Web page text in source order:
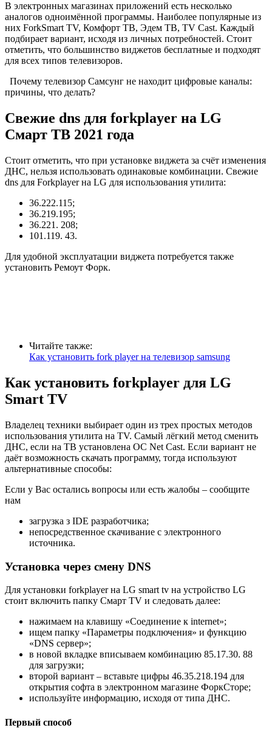
В электронных магазинах приложений есть несколько
аналогов одноимённой программы. Наиболее популярные из
них ForkSmart TV, Комфорт ТВ, Эдем ТВ, TV Cast. Каждый
подбирает вариант, исходя из личных потребностей. Стоит
отметить, что большинство виджетов бесплатные и подходят
для всех типов телевизоров.
Почему телевизор Самсунг не находит цифровые каналы:
причины, что делать?
Свежие dns для forkplayer на LG
Смарт ТВ 2021 года
Стоит отметить, что при установке виджета за счёт изменения
ДНС, нельзя использовать одинаковые комбинации. Свежие
dns для Forkplayer на LG для использования утилита:
36.222.115;
36.219.195;
36.221. 208;
101.119. 43.
Для удобной эксплуатации виджета потребуется также
установить Ремоут Форк.
Читайте также:
Как установить fork player на телевизор samsung
Как установить forkplayer для LG
Smart TV
Владелец техники выбирает один из трех простых методов
использования утилита на TV. Самый лёгкий метод сменить
ДНС, если на ТВ установлена ОС Net Cast. Если вариант не
даёт возможность скачать программу, тогда используют
альтернативные способы:
Если у Вас остались вопросы или есть жалобы – сообщите
нам
загрузка з IDE разработчика;
непосредственное скачивание с электронного
источника.
Установка через смену DNS
Для установки forkplayer на LG smart tv на устройство LG
стоит включить папку Смарт TV и следовать далее:
нажимаем на клавишу «Соединение к internet»;
ищем папку «Параметры подключения» и функцию
«DNS сервер»;
в новой вкладке вписываем комбинацию 85.17.30. 88
для загрузки;
второй вариант – вставьте цифры 46.35.218.194 для
открытия софта в электронном магазине ФоркСторе;
используйте информацию, исходя от типа ДНС.
Первый способ